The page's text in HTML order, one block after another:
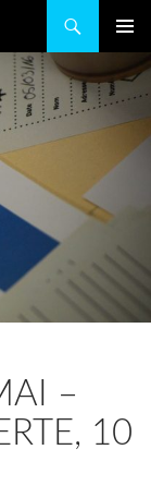
–
10